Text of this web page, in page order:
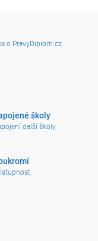
o PravyDiplom.cz
školy
další školy